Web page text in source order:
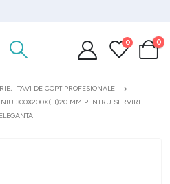
0 0
,
TAVI DE COPT PROFESIONALE
300X200X(H)20 MM PENTRU SERVIRE
ELEGANTA